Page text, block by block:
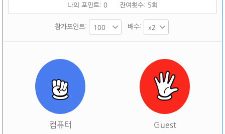
나의 포인트: 0 잔여횟수: 5회
참가포인트: 배수:
컴퓨터 Guest
오늘 승률: 오늘 결과: ]